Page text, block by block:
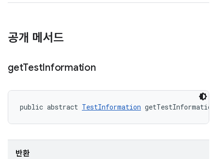
공개 메서드
getTestInformation
public abstract TestInformation
반환